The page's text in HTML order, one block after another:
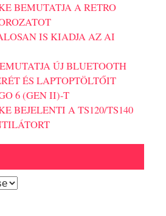
BEMUTATJA A RETRO
IS KIADJA AZ AI
ÚJ BLUETOOTH
ÉS LAPTOPTÖLTŐIT
6 (GEN II)-T
BEJELENTI A TS120/TS140